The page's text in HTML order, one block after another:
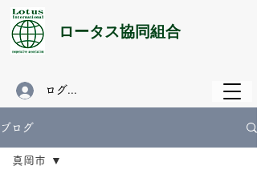
​ロータス協同組合
ログイン
ブログ
真岡市